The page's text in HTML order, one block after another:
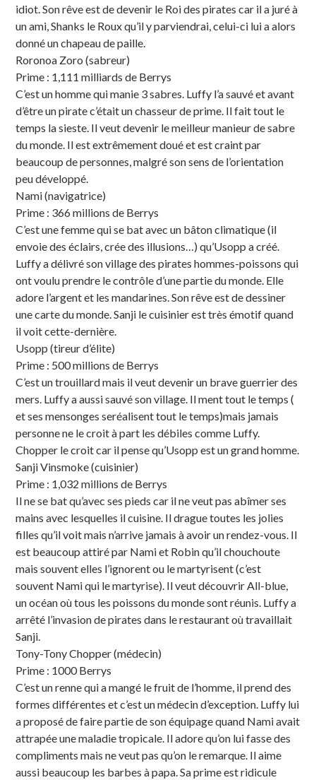
idiot. Son rêve est de devenir le Roi des pirates car il a juré à
un ami, Shanks le Roux qu’il y parviendrai, celui-ci lui a alors
donné un chapeau de paille.
Roronoa Zoro (sabreur)
Prime : 1,111 milliards de Berrys
C’est un homme qui manie 3 sabres. Luffy l’a sauvé et avant
d’être un pirate c’était un chasseur de prime. Il fait tout le
temps la sieste. Il veut devenir le meilleur manieur de sabre
du monde. Il est extrêmement doué et est craint par
beaucoup de personnes, malgré son sens de l’orientation
peu développé.
Nami (navigatrice)
Prime : 366 millions de Berrys
C’est une femme qui se bat avec un bâton climatique (il
envoie des éclairs, crée des illusions…) qu’Usopp a créé.
Luffy a délivré son village des pirates hommes-poissons qui
ont voulu prendre le contrôle d’une partie du monde. Elle
adore l’argent et les mandarines. Son rêve est de dessiner
une carte du monde. Sanji le cuisinier est très émotif quand
il voit cette-dernière.
Usopp (tireur d’élite)
Prime : 500 millions de Berrys
C’est un trouillard mais il veut devenir un brave guerrier des
mers. Luffy a aussi sauvé son village. Il ment tout le temps (
et ses mensonges seréalisent tout le temps)mais jamais
personne ne le croit à part les débiles comme Luffy.
Chopper le croit car il pense qu’Usopp est un grand homme.
Sanji Vinsmoke (cuisinier)
Prime : 1,032 millions de Berrys
Il ne se bat qu’avec ses pieds car il ne veut pas abîmer ses
mains avec lesquelles il cuisine. Il drague toutes les jolies
filles qu’il voit mais n’arrive jamais à avoir un rendez-vous. Il
est beaucoup attiré par Nami et Robin qu’il chouchoute
mais souvent elles l’ignorent ou le martyrisent (c’est
souvent Nami qui le martyrise). Il veut découvrir All-blue,
un océan où tous les poissons du monde sont réunis. Luffy a
arrêté l’invasion de pirates dans le restaurant où travaillait
Sanji.
Tony-Tony Chopper (médecin)
Prime : 1000 Berrys
C’est un renne qui a mangé le fruit de l’homme, il prend des
formes différentes et c’est un médecin d’exception. Luffy lui
a proposé de faire partie de son équipage quand Nami avait
attrapée une maladie tropicale. Il adore qu’on lui fasse des
compliments mais ne veut pas qu’on le remarque. Il aime
aussi beaucoup les barbes à papa. Sa prime est ridicule